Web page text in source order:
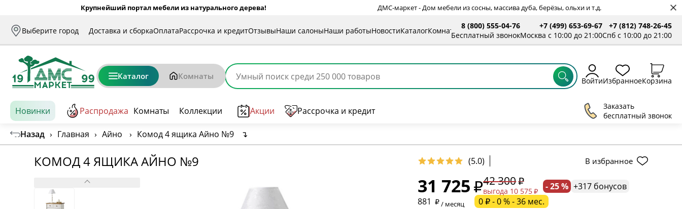
Крупнейший портал мебели из натурального дерева! ДМС-маркет - Дом мебели из сосны, массива дуба, берёзы, ольхи и т.д.
Выберите город Доставка и сборкаОплатаРассрочка и кредитОтзывыНаши салоныНаши работыНовостиКаталогКомнаты
8 (800) 555-04-76
Бесплатный звонок
+7 (499) 653-69-67
Москва с 10:00 до 21:00
+7 (812) 748-26-45
Спб с 10:00 до 21:00
Каталог Комнаты ВойтиИзбранноеКорзина
Новинки Распродажа Комнаты Коллекции Акции Рассрочка и кредит
Заказать
бесплатный звонок
Назад › Главная › Айно › Комод 4 ящика Айно №9 ↴
КОМОД 4 ЯЩИКА АЙНО №9 (5.0) В избранное
31 725 42 300
выгода 10 575 - 25 % +317 бонусов
881
/ месяц 0 ₽ - 0 % - 36 мес.
* обязательное поле